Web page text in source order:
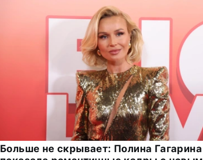
Больше не скрывает: Полина Гагарина